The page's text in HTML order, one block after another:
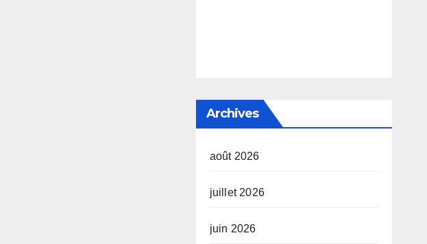
Archives
août 2026
juillet 2026
juin 2026